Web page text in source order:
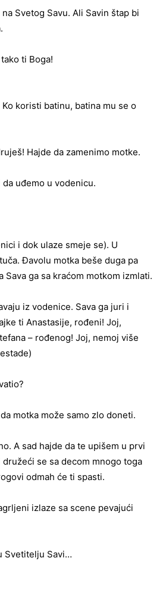
Svetog Savu. Ali Savin štap bi
ti Boga!
Ko koristi batinu, batina mu se o
Hajde da zamenimo motke.
da uđemo u vodenicu.
i dok ulaze smeje se). U
Đavolu motka beše duga pa
Sava ga sa kraćom motkom izmlati.
iz vodenice. Sava ga juri i
ti Anastasije, rođeni! Joj,
– rođenog! Joj, nemoj više
motka može samo zlo doneti.
A sad hajde da te upišem u prvi
se sa decom mnogo toga
odmah će ti spasti.
izlaze sa scene pevajući
Svetitelju Savi…